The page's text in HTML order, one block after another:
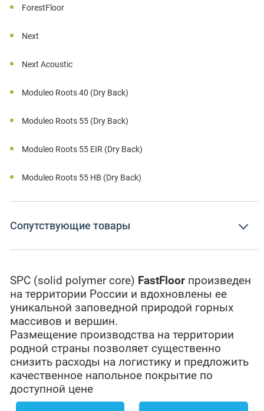
ForestFloor
Next
Next Acoustic
Moduleo Roots 40 (Dry Back)
Moduleo Roots 55 (Dry Back)
Moduleo Roots 55 EIR (Dry Back)
Moduleo Roots 55 HB (Dry Back)
Сопутствующие товары
SPC (solid polymer core) FastFloor произведен
на территории России и вдохновлены ее
уникальной заповедной природой горных
массивов и вершин.
Размещение производства на территории
родной страны позволяет существенно
снизить расходы на логистику и предложить
качественное напольное покрытие по
доступной цене